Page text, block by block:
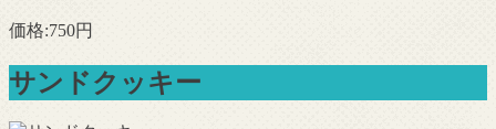
価格:750円
サンドクッキー